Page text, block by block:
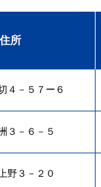
住所
４－５７ー６
３－６－５
野３－２０